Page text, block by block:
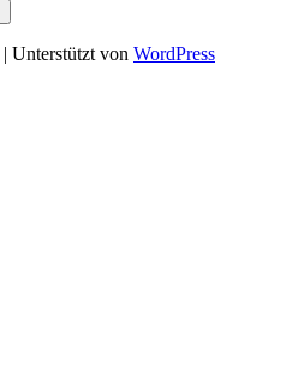
| Unterstützt von WordPress